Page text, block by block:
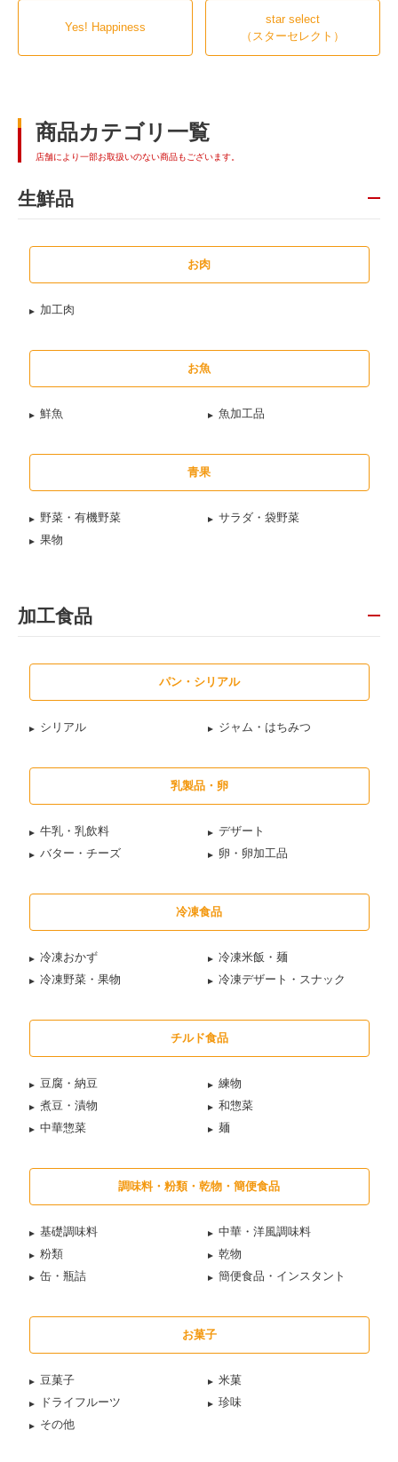
Yes! Happiness
star select
（スターセレクト）
商品カテゴリ一覧
店舗により一部お取扱いのない商品もございます。
生鮮品
お肉
加工肉
お魚
鮮魚 魚加工品
青果
野菜・有機野菜
サラダ・袋野菜
果物
加工食品
パン・シリアル
シリアル ジャム・はちみつ
乳製品・卵
牛乳・乳飲料
デザート
バター・チーズ
卵・卵加工品
冷凍食品
冷凍おかず
冷凍米飯・麺
冷凍野菜・果物
冷凍デザート・スナック
チルド食品
豆腐・納豆
練物
煮豆・漬物
和惣菜
中華惣菜
麺
調味料・粉類・乾物・簡便食品
基礎調味料
中華・洋風調味料
粉類
乾物
缶・瓶詰
簡便食品・インスタント
お菓子
豆菓子
米菓
ドライフルーツ
珍味
その他